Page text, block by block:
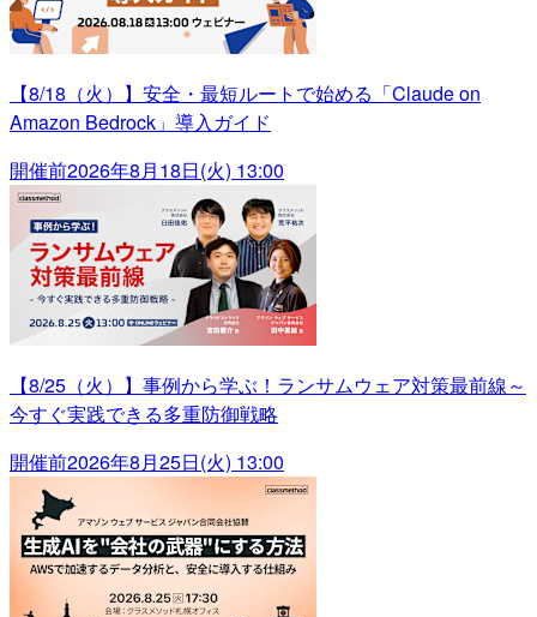
【8/18（火）】安全・最短ルートで始める「Claude on
Amazon Bedrock」導入ガイド
開催前2026年8月18日(火) 13:00
【8/25（火）】事例から学ぶ！ランサムウェア対策最前線～
今すぐ実践できる多重防御戦略
開催前2026年8月25日(火) 13:00